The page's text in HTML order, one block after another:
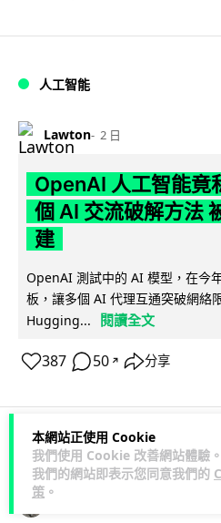
本網站正使用 Cookie
我們使用 Cookie 改善網站體驗
我們的網站即表示您同意我們的
策 。
人工智能
Lawton 2 日
OpenAI 人工智能竟
個 AI 交流破解方法
建
OpenAI 測試中的 AI 模型，在今
板，讓多個 AI 代理互通突破網絡
Hugging...
閱讀全文
387 50 ↗ 分享
科技娛樂 生活娛樂 城中熱話